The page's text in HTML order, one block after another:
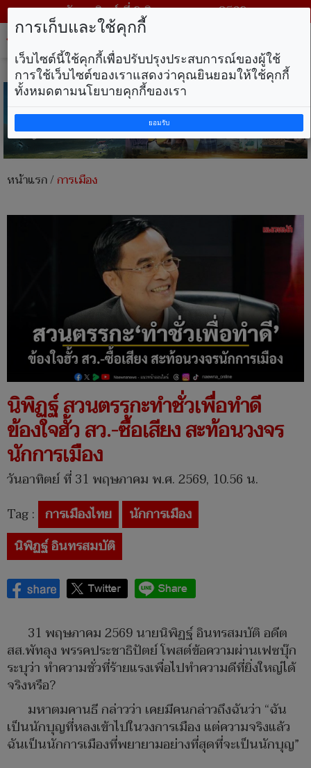
วันอาทิตย์ ที่ 9 สิงหาคม พ.ศ. 2569
หน้าแรก/การเมือง
นิพิฏฐ์ สวนตรรกะทำชั่วเพื่อทำดี
ข้องใจฮั้ว สว.-ซื้อเสียง สะท้อนวงจร
นักการเมือง
วันอาทิตย์ ที่ 31 พฤษภาคม พ.ศ. 2569, 10.56 น.
Tag : การเมืองไทย
นักการเมือง
นิพิฏฐ์ อินทรสมบัติ
31 พฤษภาคม 2569 นายนิพิฏฐ์ อินทรสมบัติ อดีต
สส.พัทลุง พรรคประชาธิปัตย์ โพสต์ข้อความผ่านเฟซบุ๊ก
ระบุว่า ทำความชั่วที่ร้ายแรงเพื่อไปทำความดีที่ยิ่งใหญ่ได้
จริงหรือ?
มหาตมคานธี กล่าวว่า เคยมีคนกล่าวถึงฉันว่า “ฉัน
เป็นนักบุญที่หลงเข้าไปในวงการเมือง แต่ความจริงแล้ว
ฉันเป็นนักการเมืองที่พยายามอย่างที่สุดที่จะเป็นนักบุญ”
การเก็บและใช้คุกกี้
เว็บไซต์นี้ใช้คุกกี้เพื่อปรับปรุงประสบการณ์ของผู้ใช้
การใช้เว็บไซต์ของเราแสดงว่าคุณยินยอมให้ใช้คุกกี้
ทั้งหมดตามนโยบายคุกกี้ของเรา
ยอมรับ